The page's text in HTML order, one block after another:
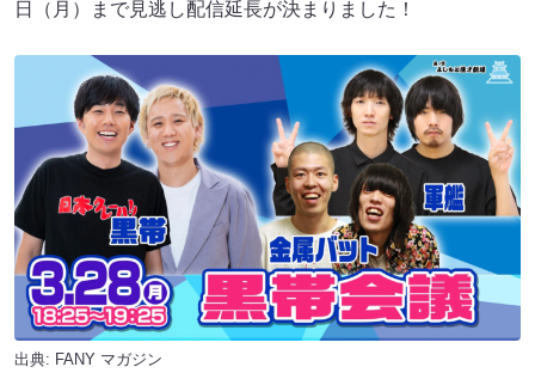
日（月）まで見逃し配信延長が決まりました！
出典: FANY マガジン